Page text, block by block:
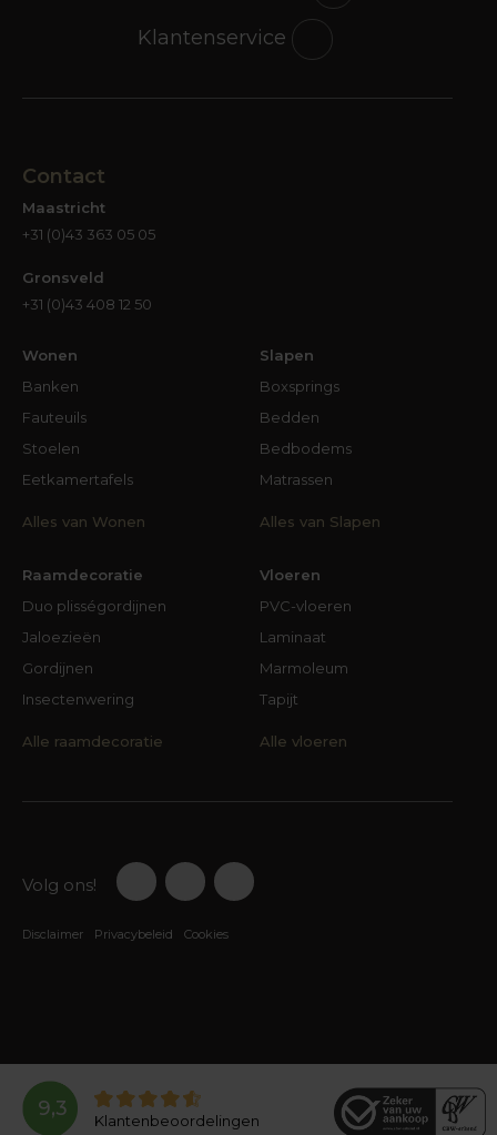
Klantenservice
Contact
Maastricht
+31 (0)43 363 05 05
Gronsveld
+31 (0)43 408 12 50
Wonen
Banken
Fauteuils
Stoelen
Eetkamertafels
Alles van Wonen
Slapen
Boxsprings
Bedden
Bedbodems
Matrassen
Alles van Slapen
Raamdecoratie
Duo plisségordijnen
Jaloezieën
Gordijnen
Insectenwering
Alle raamdecoratie
Vloeren
PVC-vloeren
Laminaat
Marmoleum
Tapijt
Alle vloeren
Volg ons!
Disclaimer Privacybeleid Cookies
9,3
Klantenbeoordelingen